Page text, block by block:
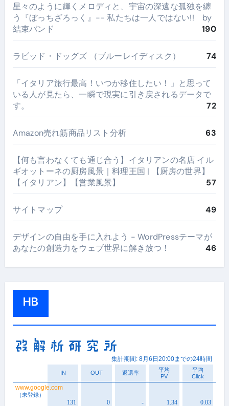
星々のように輝くメロディと、宇宙の深遠な孤独を纏
う『ぼっちざろっく』-- 私たちは一人ではない!! by
結束バンド
190
ラビッド・ドッグズ （ブルーレイディスク） 74
​「イタリア旅行最高！いつか移住したい！」と思って
いる人が見たら、一瞬で現実に引き戻されるデータで
す。
72
Amazon売れ筋商品リスト分析 63
【何も言わなくても通じ合う】イタリアンの名店 イル
ギオットーネの厨房風景｜料理王国 | 【厨房の世界】
【イタリアン】【営業風景】
57
サイトマップ 49
デザインの自由を手に入れよう - WordPressテーマが
あなたの創造力をウェブ世界に解き放つ！
46
HB